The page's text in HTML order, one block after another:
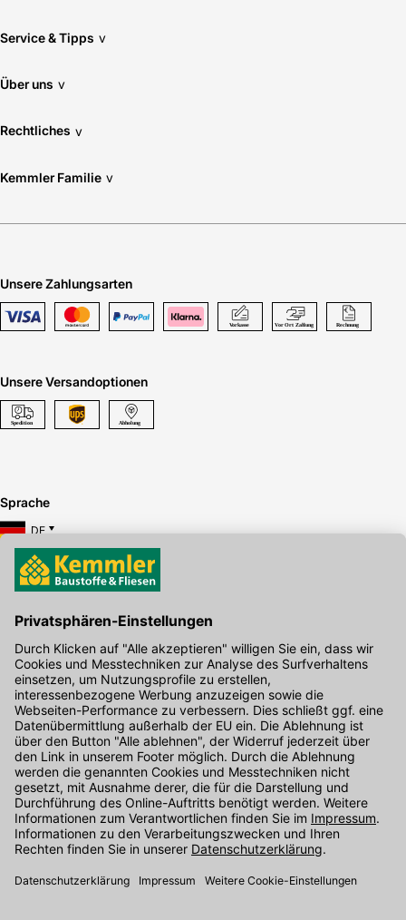
Service & Tipps v
Über uns v
Rechtliches v
Kemmler Familie v
Unsere Zahlungsarten
Unsere Versandoptionen
Sprache
DE
Hier gibt's die kostenlose App
Kontakt
Unser Onlineshop Team ist montags bis freitags von 08:00 - 17:00
Uhr unter der Telefonnummer07071 / 151-151für Sie erreichbar.
Alternativ können Sie unser Kontaktformular nutzen.
Den Kontakt direkt in unsere Niederlassungen finden Sie